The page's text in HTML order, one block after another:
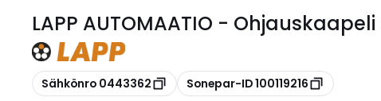
LAPP AUTOMAATIO - Ohjauskaapeli
Kopioi
Sähkönro 0443362 Kopioi
Sonepar-ID 100119216